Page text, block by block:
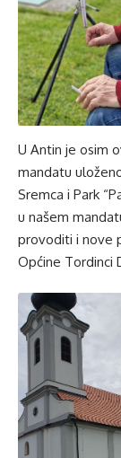
U Antin je osim
mandatu
Sremca i Park
u našem
provoditi i nove
Općine Tordinci